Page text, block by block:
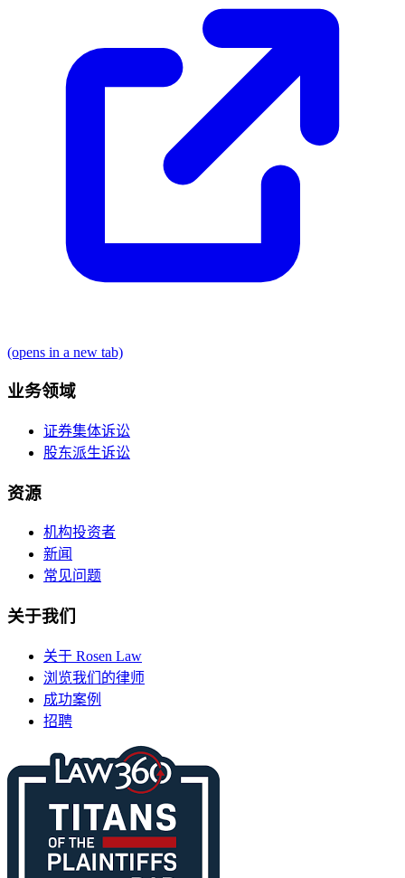
(opens in a new tab)
业务领域
证券集体诉讼
股东派生诉讼
资源
机构投资者
新闻
常见问题
关于我们
关于 Rosen Law
浏览我们的律师
成功案例
招聘